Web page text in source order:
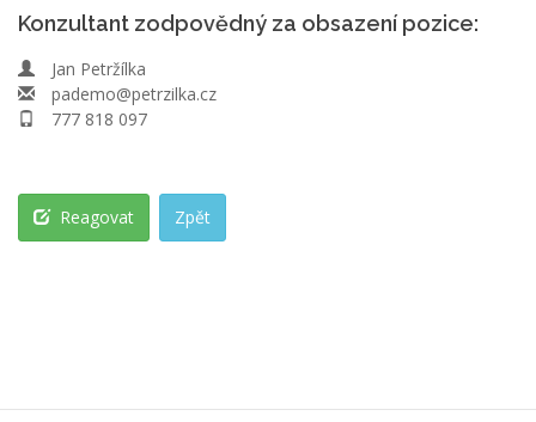
Konzultant zodpovědný za obsazení pozice:
Jan Petržílka
pademo@petrzilka.cz
777 818 097
Reagovat Zpět